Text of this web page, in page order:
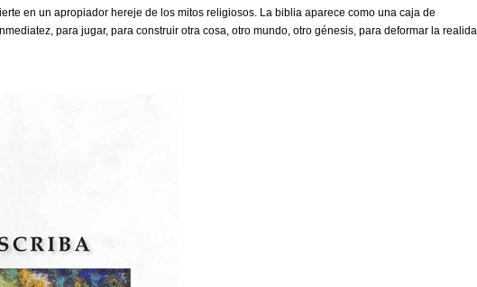
en un apropiador hereje de los mitos religiosos. La biblia aparece como una caja de
para jugar, para construir otra cosa, otro mundo, otro génesis, para deformar la